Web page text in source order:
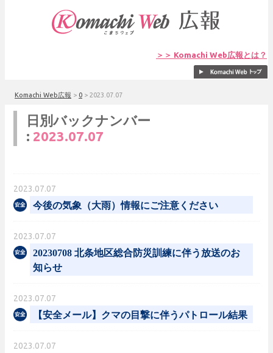
＞＞ Komachi Web広報とは？
Komachi Web広報 > 0 > 2023.07.07
日別バックナンバー
: 2023.07.07
2023.07.07
今後の気象（大雨）情報にご注意ください
2023.07.07
20230708 北条地区総合防災訓練に伴う放送のお
知らせ
2023.07.07
【安全メール】クマの目撃に伴うパトロール結果
2023.07.07